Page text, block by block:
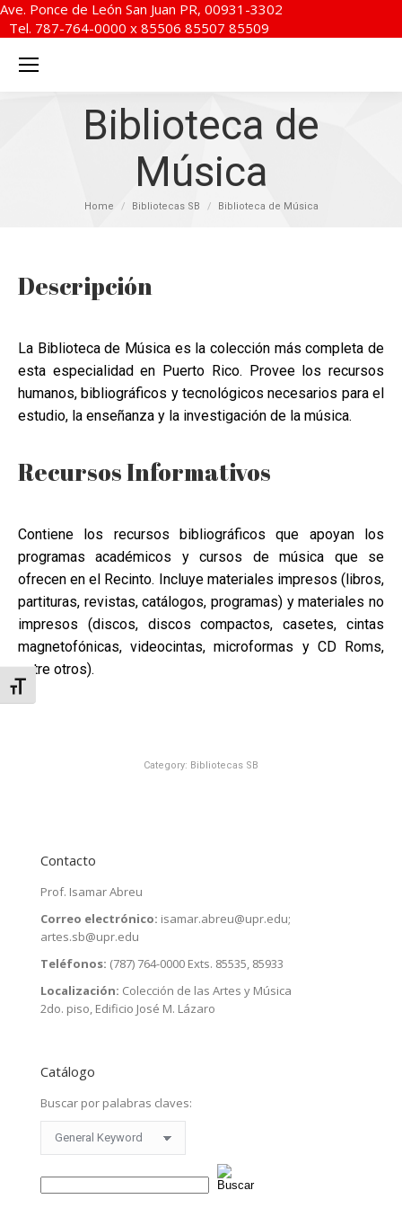
Toggle Font size
Ave. Ponce de León San Juan PR, 00931-3302
Tel. 787-764-0000 x 85506 85507 85509
Biblioteca de
Música
You are here:
Home Bibliotecas SB Biblioteca de Música
Descripción
La Biblioteca de Música es la colección más completa de
esta especialidad en Puerto Rico. Provee los recursos
humanos, bibliográficos y tecnológicos necesarios para el
estudio, la enseñanza y la investigación de la música.
Recursos Informativos
Contiene los recursos bibliográficos que apoyan los
programas académicos y cursos de música que se
ofrecen en el Recinto. Incluye materiales impresos (libros,
partituras, revistas, catálogos, programas) y materiales no
impresos (discos, discos compactos, casetes, cintas
magnetofónicas, videocintas, microformas y CD Roms,
entre otros).
Category: Bibliotecas SB
Contacto
Prof. Isamar Abreu
Correo electrónico: isamar.abreu@upr.edu;
artes.sb@upr.edu
Teléfonos: (787) 764-0000 Exts. 85535, 85933
Localización: Colección de las Artes y Música
2do. piso, Edificio José M. Lázaro
Catálogo
Buscar por palabras claves: